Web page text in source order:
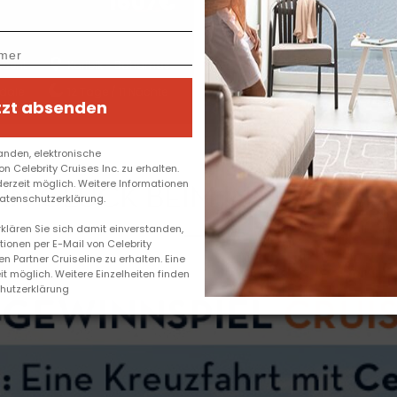
Karibik - Bahamas
Celebrity Infinity
Barcelona
13
GLÜCK BEIM
absenden
elektronische
Celebrity Cruises Inc. zu erhalten.
möglich. Weitere Informationen
Sie sich damit einverstanden,
per E-Mail von Celebrity
Partner Cruiseline zu erhalten. Eine
möglich. Weitere Einzelheiten finden